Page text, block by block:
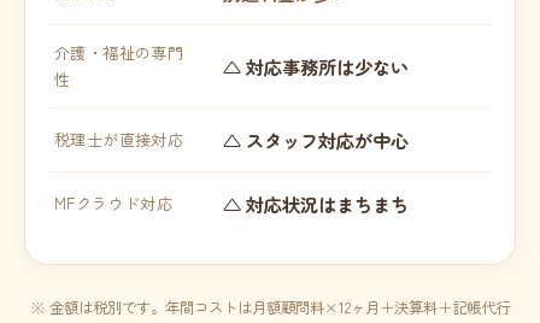
介護・福祉の専門
性
△ 対応事務所は少ない
税理士が直接対応 △ スタッフ対応が中心
MFクラウド対応 △ 対応状況はまちまち
※ 金額は税別です。年間コストは月額顧問料×12ヶ月＋決算料＋記帳代行